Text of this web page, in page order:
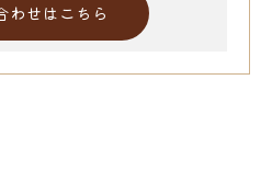
わせはこちら